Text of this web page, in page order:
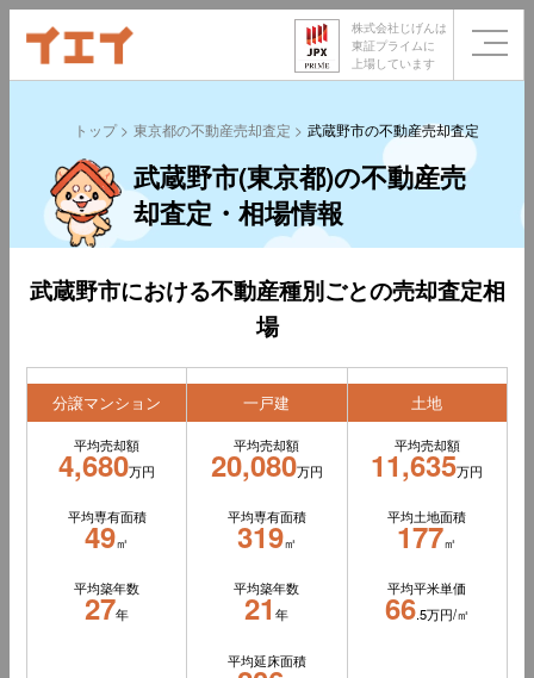
株式会社じげんは
東証プライムに
上場しています
トップ 東京都の不動産売却査定 武蔵野市の不動産売却査定
武蔵野市(東京都)の不動産売
却査定・相場情報
武蔵野市における不動産種別ごとの売却査定相
場
分譲マンション
平均売却額
4,680万円
平均専有面積
49㎡
平均築年数
27年
一戸建
平均売却額
20,080万円
平均専有面積
319㎡
平均築年数
21年
平均延床面積
土地
平均売却額
11,635万円
平均土地面積
177㎡
平均平米単価
66.5万円/㎡